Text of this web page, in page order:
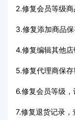
2.修复会员等级
3.修复添加商品
4.修复编辑其他
5.修复代理商保
6.修复会员等级
7.修复退货记录